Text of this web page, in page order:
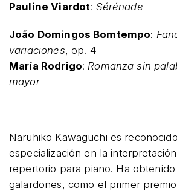
Pauline Viardot: Sérénade
João Domingos Bomtempo:
variaciones, op. 4
María Rodrigo:Romanza sin
mayor
Naruhiko Kawaguchi es
especialización en la
repertorio para piano. Ha
galardones, como el primer